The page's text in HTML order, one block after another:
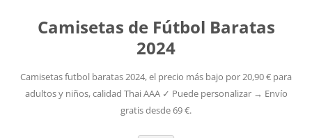
Camisetas de Fútbol Baratas
2024
Camisetas futbol baratas 2024, el precio más bajo por 20,90 € para
adultos y niños, calidad Thai AAA ✓ Puede personalizar → Envío
gratis desde 69 €.